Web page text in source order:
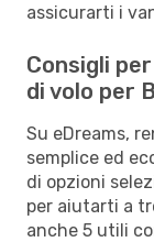
assicurarti i
Consigli
di volo per
Su eDreams,
semplice ed
di opzioni
per aiutarti a
anche 5 utili